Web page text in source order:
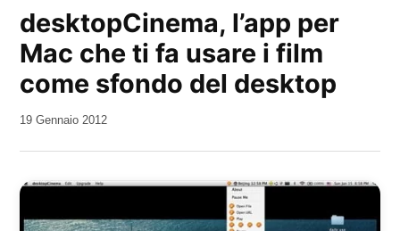
desktopCinema, l’app per
Mac che ti fa usare i film
come sfondo del desktop
da
19 Gennaio 2012